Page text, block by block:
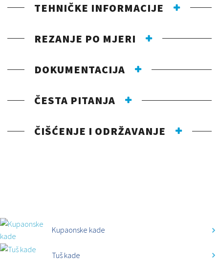
TEHNIČKE INFORMACIJE
REZANJE PO MJERI
DOKUMENTACIJA
ČESTA PITANJA
ČIŠĆENJE I ODRŽAVANJE
Kupaonske kade
Tuš kade